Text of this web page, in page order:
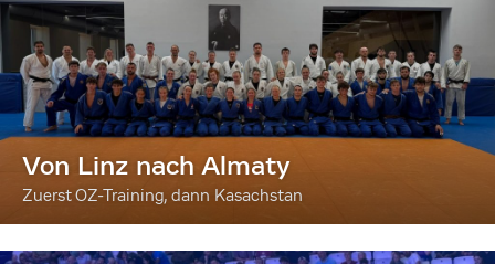
Von Linz nach Almaty
Zuerst OZ-Training, dann Kasachstan